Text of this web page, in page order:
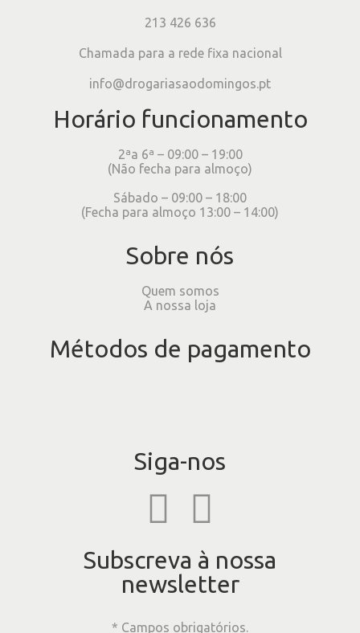
213 426 636
Chamada para a rede fixa nacional
info@drogariasaodomingos.pt
Horário funcionamento
2ªa 6ª – 09:00 – 19:00
(Não fecha para almoço)
Sábado – 09:00 – 18:00
(Fecha para almoço 13:00 – 14:00)
Sobre nós
Quem somos
A nossa loja
Métodos de pagamento
Siga-nos
Subscreva à nossa
newsletter
* Campos obrigatórios.